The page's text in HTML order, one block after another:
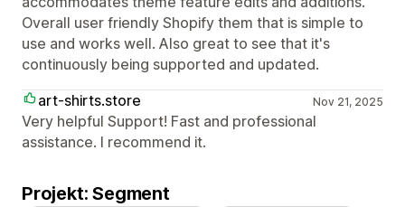
Overall user friendly Shopify them that is simple to
use and works well. Also great to see that it's
continuously being supported and updated.
art-shirts.store
Nov 21, 2025
Very helpful Support! Fast and professional
assistance. I recommend it.
Projekt: Segment